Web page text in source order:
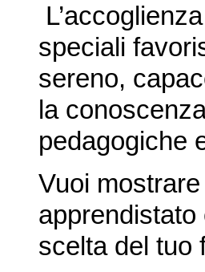
speciali
sereno,
la
pedagogiche
Vuoi
scelta del tuo